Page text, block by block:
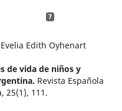
7
Edith Oyhenart
de vida de niños y
Revista Española
25(1), 111.